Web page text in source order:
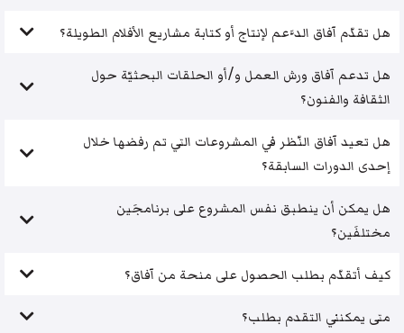
هل تقدّم آفاق الدَّعم لإنتاج أو كتابة مشاريع الأفلام الطويلة؟
هل تدعم آفاق ورش العمل و/أو الحلقات البحثيّة حول
الثقافة والفنون؟
هل تعيد آفاق النّظر في المشروعات التي تم رفضها خلال
إحدى الدورات السابقة؟
هل يمكن أن ينطبق نفس المشروع على برنامجَين
مختلفَين؟
كيف أتقدّم بطلب الحصول على منحة من آفاق؟
متى يمكنني التقدم بطلب؟